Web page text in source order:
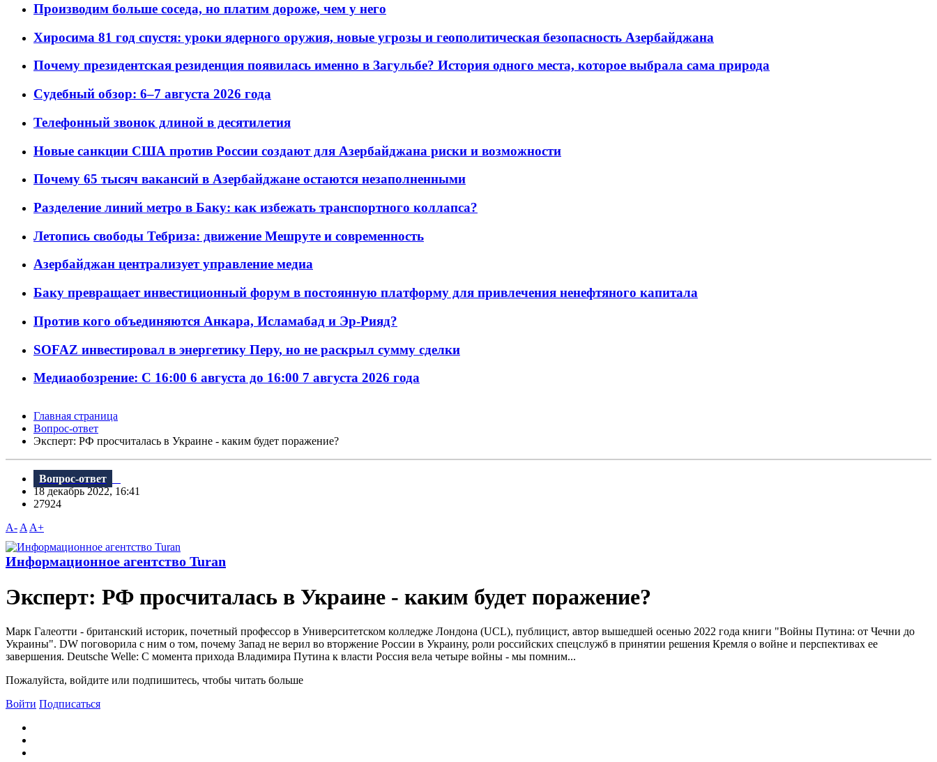
Производим больше соседа, но платим дороже, чем у него
Хиросима 81 год спустя: уроки ядерного оружия, новые угрозы и геополитическая безопасность Азербайджана
Почему президентская резиденция появилась именно в Загульбе? История одного места, которое выбрала сама природа
Судебный обзор: 6–7 августа 2026 года
Телефонный звонок длиной в десятилетия
Новые санкции США против России создают для Азербайджана риски и возможности
Почему 65 тысяч вакансий в Азербайджане остаются незаполненными
Разделение линий метро в Баку: как избежать транспортного коллапса?
Летопись свободы Тебриза: движение Мешруте и современность
Азербайджан централизует управление медиа
Баку превращает инвестиционный форум в постоянную платформу для привлечения ненефтяного капитала
Против кого объединяются Анкара, Исламабад и Эр-Рияд?
SOFAZ инвестировал в энергетику Перу, но не раскрыл сумму сделки
Медиаобозрение: С 16:00 6 августа до 16:00 7 августа 2026 года
Главная страница
Вопрос-ответ
Эксперт: РФ просчиталась в Украине - каким будет поражение?
Вопрос-ответ
18 декабрь 2022, 16:41
27924
A- A A+
Информационное агентство Turan
Эксперт: РФ просчиталась в Украине - каким будет поражение?
Марк Галеотти - британский историк, почетный профессор в Университетском колледже Лондона (UCL), публицист, автор вышедшей осенью 2022 года книги "Войны Путина: от Чечни до
Украины". DW поговорила с ним о том, почему Запад не верил во вторжение России в Украину, роли российских спецслужб в принятии решения Кремля о войне и перспективах ее
завершения. Deutsche Welle: С момента прихода Владимира Путина к власти Россия вела четыре войны - мы помним...
Пожалуйста, войдите или подпишитесь, чтобы читать больше
Войти Подписаться